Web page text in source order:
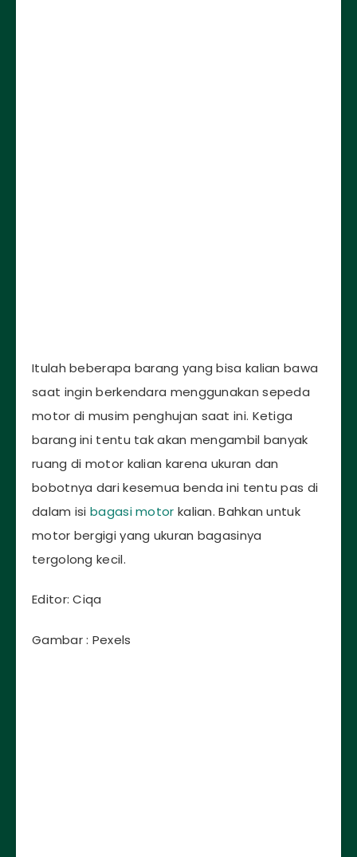
Itulah beberapa barang yang bisa kalian bawa
saat ingin berkendara menggunakan sepeda
motor di musim penghujan saat ini. Ketiga
barang ini tentu tak akan mengambil banyak
ruang di motor kalian karena ukuran dan
bobotnya dari kesemua benda ini tentu pas di
dalam isibagasi motor kalian. Bahkan untuk
motor bergigi yang ukuran bagasinya
tergolong kecil.
Editor: Ciqa
Gambar : Pexels